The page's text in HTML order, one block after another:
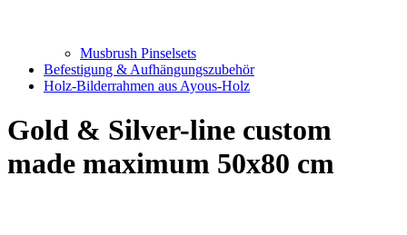
Musbrush Pinselsets
Befestigung & Aufhängungszubehör
Holz-Bilderrahmen aus Ayous-Holz
Gold & Silver-line custom
made maximum 50x80 cm